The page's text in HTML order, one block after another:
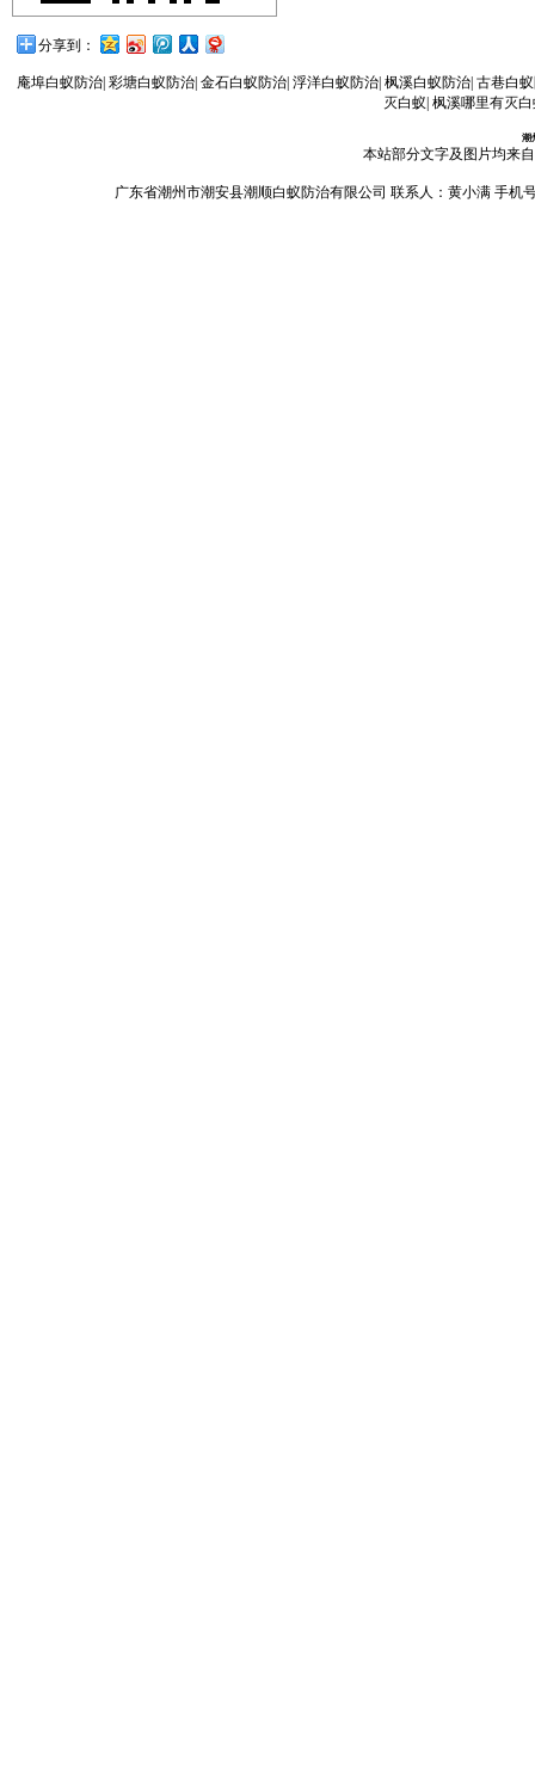
分享到：
庵埠白蚁防治| 彩塘白蚁防治| 金石白蚁防治| 浮洋白蚁防治| 枫溪白蚁防治| 古巷白
灭白蚁 枫溪哪里有灭白
潮
本站部分文字及图片均来
广东省潮州市潮安县潮顺白蚁防治有限公司 联系人：黄小满 手机